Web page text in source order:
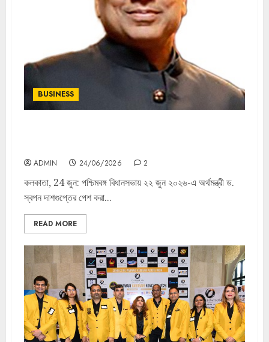
BUSINESS
ADMIN 24/06/2026 2
কলকাতা, 24 জুন: পশ্চিমবঙ্গ বিধানসভায় ২২ জুন ২০২৬-এ অর্থমন্ত্রী ড.
স্বপন দাশগুপ্তের পেশ করা...
READ MORE